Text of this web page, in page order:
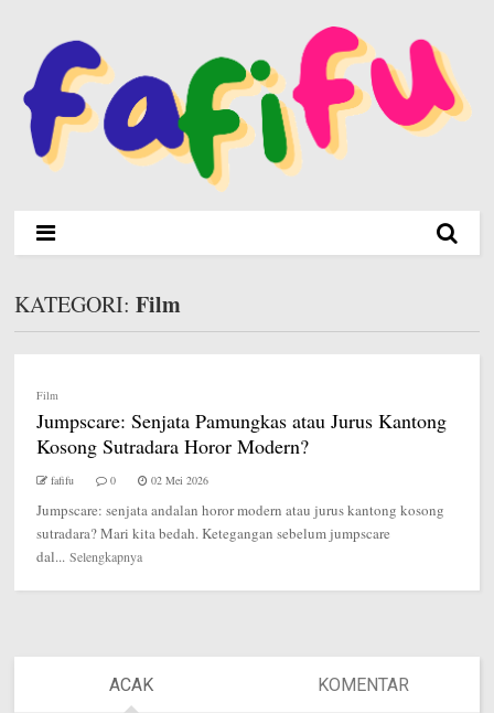
KATEGORI:Film
Film
Jumpscare: Senjata Pamungkas atau Jurus Kantong
Kosong Sutradara Horor Modern?
fafifu 0 02 Mei 2026
Jumpscare: senjata andalan horor modern atau jurus kantong kosong
sutradara? Mari kita bedah. Ketegangan sebelum jumpscare
dal... Selengkapnya
ACAK KOMENTAR